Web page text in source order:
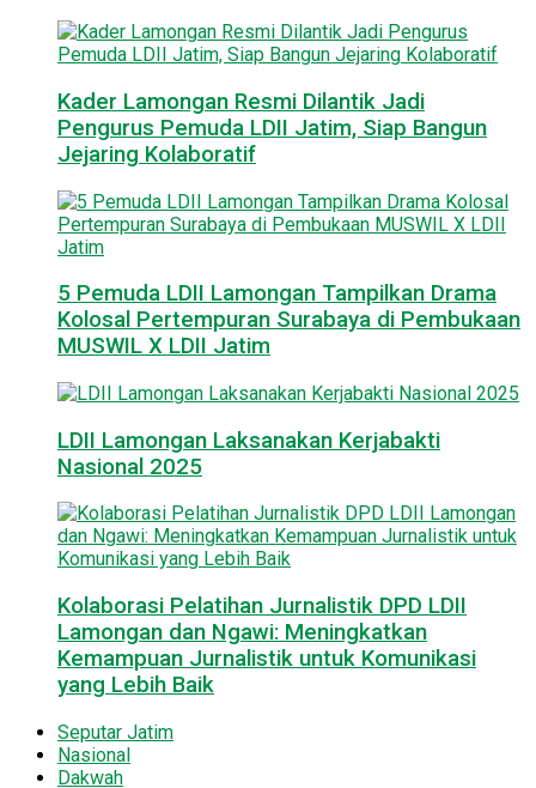
Kader Lamongan Resmi Dilantik Jadi
Pengurus Pemuda LDII Jatim, Siap Bangun
Jejaring Kolaboratif
5 Pemuda LDII Lamongan Tampilkan Drama
Kolosal Pertempuran Surabaya di Pembukaan
MUSWIL X LDII Jatim
LDII Lamongan Laksanakan Kerjabakti
Nasional 2025
Kolaborasi Pelatihan Jurnalistik DPD LDII
Lamongan dan Ngawi: Meningkatkan
Kemampuan Jurnalistik untuk Komunikasi
yang Lebih Baik
Seputar Jatim
Nasional
Dakwah